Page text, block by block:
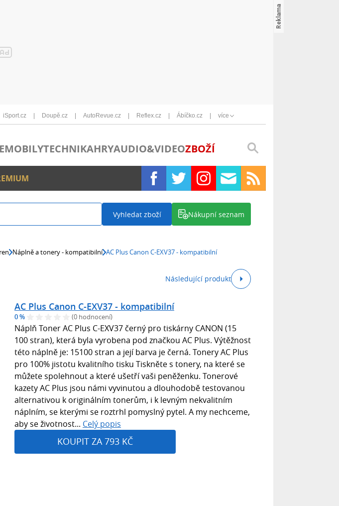
iSport.cz Doupě.cz AutoRevue.cz Reflex.cz Ábíčko.cz více
MOBILYTECHNIKAHRYAUDIO&VIDEOZBOŽÍ
Vyhledat zboží Nákupní seznam
Náplně a tonery - kompatibilní AC Plus Canon C-EXV37 - kompatibilní
Následující produkt
AC Plus Canon C-EXV37 - kompatibilní
0 % (0 hodnocení)
Náplň Toner AC Plus C-EXV37 černý pro tiskárny CANON (15
100 stran), která byla vyrobena pod značkou AC Plus. Výtěžnost
této náplně je: 15100 stran a její barva je černá. Tonery AC Plus
pro 100% jistotu kvalitního tisku Tiskněte s tonery, na které se
můžete spolehnout a které ušetří vaši peněženku. Tonerové
kazety AC Plus jsou námi vyvinutou a dlouhodobě testovanou
alternativou k originálním tonerům, i k levným nekvalitním
náplním, se kterými se roztrhl pomyslný pytel. A my nechceme,
aby se životnost... Celý popis
KOUPIT ZA 793 KČ